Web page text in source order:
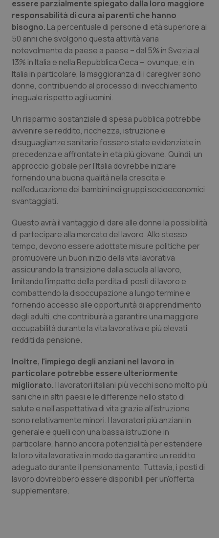
essere parzialmente spiegato dalla loro maggiore
responsabilità di cura ai parenti che hanno
bisogno. La percentuale di persone di età superiore ai
50 anni che svolgono questa attività varia
notevolmente da paese a paese – dal 5% in Svezia al
13% in Italia e nella Repubblica Ceca – ovunque, e in
Italia in particolare, la maggioranza di i caregiver sono
donne, contribuendo al processo di invecchiamento
ineguale rispetto agli uomini.
Un risparmio sostanziale di spesa pubblica potrebbe
avvenire se reddito, ricchezza, istruzione e
disuguaglianze sanitarie fossero state evidenziate in
precedenza e affrontate in età più giovane. Quindi, un
approccio globale per l'Italia dovrebbe iniziare
fornendo una buona qualità nella crescita e
nell’educazione dei bambini nei gruppi socioeconomici
svantaggiati.
Questo avrà il vantaggio di dare alle donne la possibilità
di partecipare alla mercato del lavoro. Allo stesso
tempo, devono essere adottate misure politiche per
promuovere un buon inizio della vita lavorativa
assicurando la transizione dalla scuola al lavoro,
limitando l'impatto della perdita di posti di lavoro e
combattendo la disoccupazione a lungo termine e
fornendo accesso alle opportunità di apprendimento
degli adulti, che contribuirà a garantire una maggiore
occupabilità durante la vita lavorativa e più elevati
redditi da pensione.
Inoltre, l'impiego degli anziani nel lavoro in
particolare potrebbe essere ulteriormente
migliorato. I lavoratori italiani più vecchi sono molto più
sani che in altri paesi e le differenze nello stato di
salute e nell’aspettativa di vita grazie all’istruzione
sono relativamente minori. I lavoratori più anziani in
generale e quelli con una bassa istruzione in
particolare, hanno ancora potenzialità per estendere
la loro vita lavorativa in modo da garantire un reddito
adeguato durante il pensionamento. Tuttavia, i posti di
lavoro dovrebbero essere disponibili per un'offerta
supplementare.